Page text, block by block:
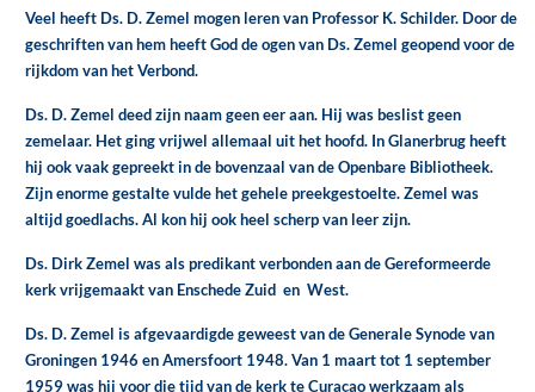
Veel heeft Ds. D. Zemel mogen leren van Professor K. Schilder. Door de
geschriften van hem heeft God de ogen van Ds. Zemel geopend voor de
rijkdom van het Verbond.
Ds. D. Zemel deed zijn naam geen eer aan. Hij was beslist geen
zemelaar. Het ging vrijwel allemaal uit het hoofd. In Glanerbrug heeft
hij ook vaak gepreekt in de bovenzaal van de Openbare Bibliotheek.
Zijn enorme gestalte vulde het gehele preekgestoelte. Zemel was
altijd goedlachs. Al kon hij ook heel scherp van leer zijn.
Ds. Dirk Zemel was als predikant verbonden aan de Gereformeerde
kerk vrijgemaakt van Enschede Zuid en West.
Ds. D. Zemel is afgevaardigde geweest van de Generale Synode van
Groningen 1946 en Amersfoort 1948. Van 1 maart tot 1 september
1959 was hij voor die tijd van de kerk te Curaçao werkzaam als